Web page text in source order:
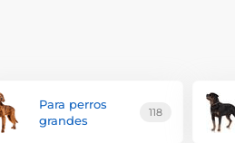
Para perros
grandes
118